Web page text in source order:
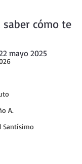
A.
Santísimo
saber cómo te
mayo 2025